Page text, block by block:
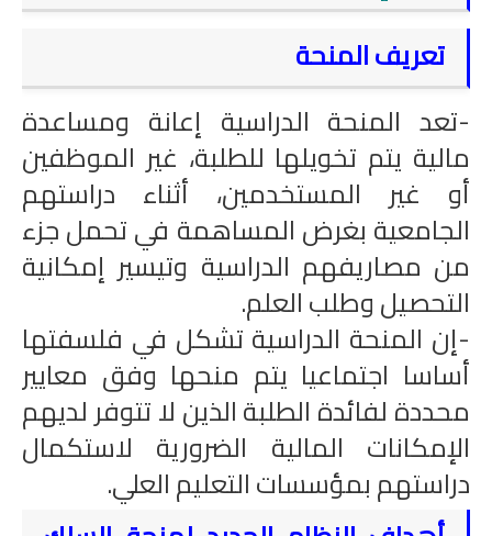
تعريف المنحة
-تعد المنحة الدراسية إعانة ومساعدة
مالية يتم تخويلها للطلبة، غير الموظفين
أو غير المستخدمين، أثناء دراستهم
الجامعية بغرض المساهمة في تحمل جزء
من مصاريفهم الدراسية وتيسير إمكانية
التحصيل وطلب العلم.
-إن المنحة الدراسية تشكل في فلسفتها
أساسا اجتماعيا يتم منحها وفق معايير
محددة لفائدة الطلبة الذين لا تتوفر لديهم
الإمكانات المالية الضرورية لاستكمال
دراستهم بمؤسسات التعليم العلي.